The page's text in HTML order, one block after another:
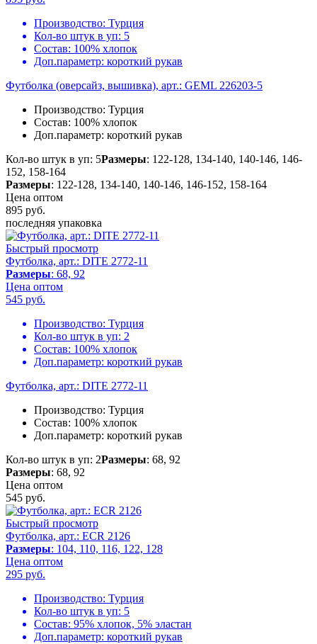
Производство: Турция
Кол-во штук в уп: 5
Состав: 100% хлопок
Доп.параметр: короткий рукав
Футболка (оверсайз, вышивка), арт.: GEML 226203-5
Производство: Турция
Состав: 100% хлопок
Доп.параметр: короткий рукав
Кол-во штук в уп: 5Размеры: 122-128, 134-140, 140-146, 146-
152, 158-164
Размеры: 122-128, 134-140, 140-146, 146-152, 158-164
Цена оптом
895 руб.
последняя упаковка
Быстрый просмотр
Футболка, арт.: DITE 2772-11
Размеры: 68, 92
Цена оптом
545 руб.
Производство: Турция
Кол-во штук в уп: 2
Состав: 100% хлопок
Доп.параметр: короткий рукав
Футболка, арт.: DITE 2772-11
Производство: Турция
Состав: 100% хлопок
Доп.параметр: короткий рукав
Кол-во штук в уп: 2Размеры: 68, 92
Размеры: 68, 92
Цена оптом
545 руб.
Быстрый просмотр
Футболка, арт.: ECR 2126
Размеры: 104, 110, 116, 122, 128
Цена оптом
295 руб.
Производство: Турция
Кол-во штук в уп: 5
Состав: 95% хлопок, 5% эластан
Доп.параметр: короткий рукав